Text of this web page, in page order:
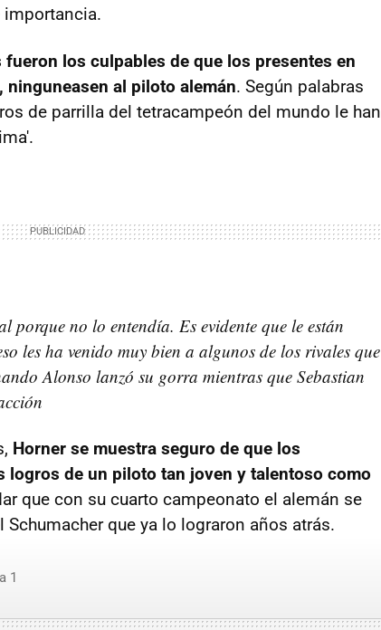
importancia.
los culpables de que los presentes en
ninguneasen al piloto alemán. Según palabras
de parrilla del tetracampeón del mundo le han
porque no lo entendía. Es evidente que le están
les ha venido muy bien a algunos de los rivales que
Alonso lanzó su gorra mientras que Sebastian
Horner se muestra seguro de que los
de un piloto tan joven y talentoso como
que con su cuarto campeonato el alemán se
que ya lo lograron años atrás.
1